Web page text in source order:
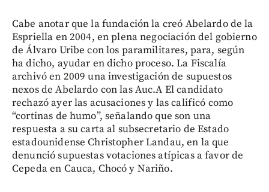
Cabe anotar que la fundación la creó Abelardo de la
Espriella en 2004, en plena negociación del gobierno
de Álvaro Uribe con los paramilitares, para, según
ha dicho, ayudar en dicho proceso. La Fiscalía
archivó en 2009 una investigación de supuestos
nexos de Abelardo con las Auc.A El candidato
rechazó ayer las acusaciones y las calificó como
“cortinas de humo”, señalando que son una
respuesta a su carta al subsecretario de Estado
estadounidense Christopher Landau, en la que
denunció supuestas votaciones atípicas a favor de
Cepeda en Cauca, Chocó y Nariño.